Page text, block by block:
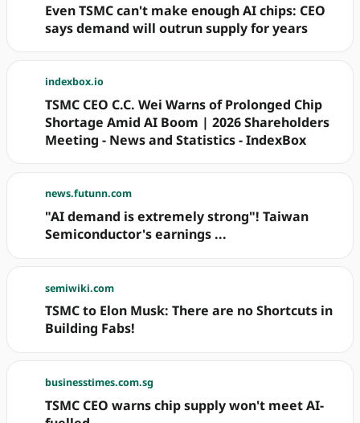
Even TSMC can't make enough AI chips: CEO
says demand will outrun supply for years
indexbox.io
TSMC CEO C.C. Wei Warns of Prolonged Chip
Shortage Amid AI Boom | 2026 Shareholders
Meeting - News and Statistics - IndexBox
news.futunn.com
"AI demand is extremely strong"! Taiwan
Semiconductor's earnings ...
semiwiki.com
TSMC to Elon Musk: There are no Shortcuts in
Building Fabs!
businesstimes.com.sg
TSMC CEO warns chip supply won't meet AI-